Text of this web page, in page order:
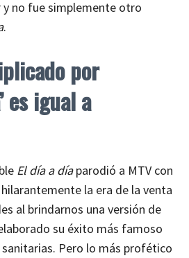
no fue simplemente otro
.
por
es igual a
El día a díaparodió a MTV con
la era de la venta
al brindarnos una versión de
su éxito más famoso
Pero lo más profético